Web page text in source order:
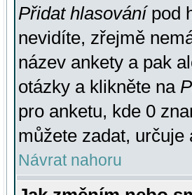
Přidat hlasovánípod
nevidíte, zřejmě
název ankety a pak
otázky a klikněte na
pro anketu, kde 0
můžete zadat,
Návrat nahoru